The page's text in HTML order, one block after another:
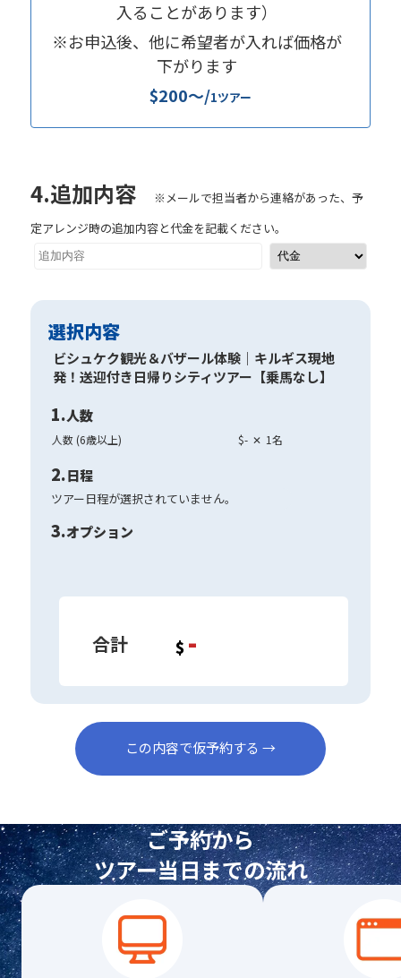
入ることがあります）
※お申込後、他に希望者が入れば価格が
下がります
$200〜/1ツアー
4.追加内容
※メールで担当者から連絡があった、予
定アレンジ時の追加内容と代金を記載ください。
選択内容
ビシュケク観光＆バザール体験｜キルギス現地
発！送迎付き日帰りシティツアー【乗馬なし】
1.人数
人数 (6歳以上) $- ✕ 1名
2.日程
ツアー日程が選択されていません。
3.オプション
合計 $ -
この内容で仮予約する →
ご予約から
ツアー当日までの流れ